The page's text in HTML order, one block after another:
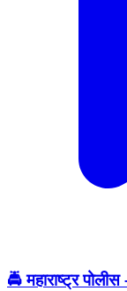
🚔 महाराष्ट्र